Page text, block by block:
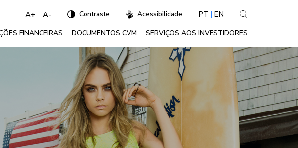
A+ A- Contraste Acessibilidade PT EN
FINANCEIRAS DOCUMENTOS CVM SERVIÇOS AOS INVESTIDORES